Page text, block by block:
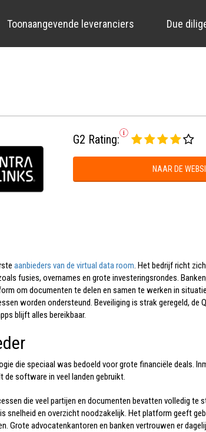
Toonaangevende leveranciers Due
G2 Rating:
NAAR DE
aanbieders van de virtual data room. Het bedrijf richt
fusies, overnames en grote investeringsrondes.
om documenten te delen en samen te werken in
worden ondersteund. Beveiliging is strak geregeld, de
blijft alles bereikbaar.
die speciaal was bedoeld voor grote financiële deals.
de software in veel landen gebruikt.
die veel partijen en documenten bevatten volledig te
snelheid en overzicht noodzakelijk. Het platform geeft
Grote advocatenkantoren en banken vertrouwen er